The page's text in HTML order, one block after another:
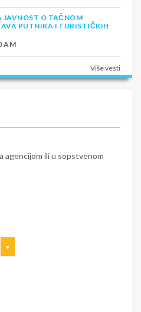
JAVNOST O TAČNOM
PUTNIKA I TURISTIČKIH
AM
Više vesti
agencijom ili u sopstvenom